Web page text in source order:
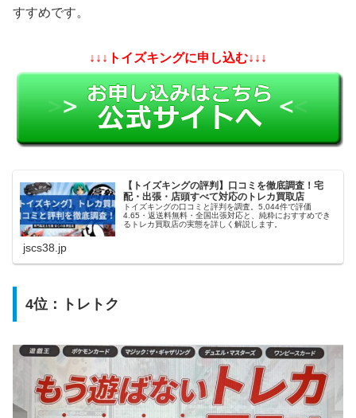
すすめです。
↓↓↓トイズキングに申し込む↓↓↓
【トイズキングの評判】口コミを徹底調査！宅
配・出張・店頭すべて対応のトレカ買取店
トイズキングの口コミと評判を調査。5,044件で評価
4.65・返送料無料・全国出張対応と、純粋におすすめでき
るトレカ買取店の実態を詳しく解説します。
jscs38.jp
4位： トレトク